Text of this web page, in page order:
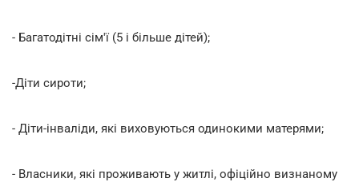
- Багатодітні сім'ї (5 і більше дітей);
-Діти сироти;
- Діти-інваліди, які виховуються одинокими матерями;
- Власники, які проживають у житлі, офіційно визнаному